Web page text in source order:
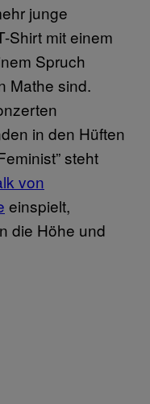
junge
Shirt mit einem
Spruch
Mathe sind.
in den Hüften
steht
von
einspielt,
die Höhe und